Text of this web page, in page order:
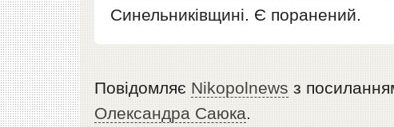
Синельниківщині. Є поранений.
Повідомляє Nikopolnews з
Олександра Саюка.